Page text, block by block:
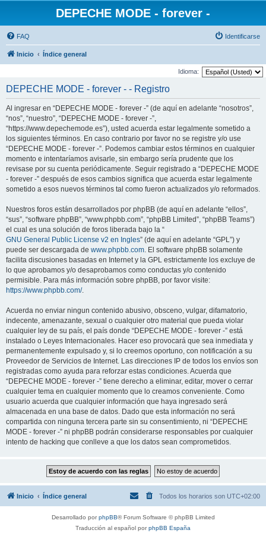
DEPECHE MODE - forever -
FAQ Identificarse
Inicio Índice general
Idioma:
DEPECHE MODE - forever - - Registro
Al ingresar en “DEPECHE MODE - forever -” (de aquí en adelante “nosotros”,
“nos”, “nuestro”, “DEPECHE MODE - forever -”,
“https://www.depechemode.es”), usted acuerda estar legalmente sometido a
los siguientes términos. En caso contrario por favor no se registre y/o use
“DEPECHE MODE - forever -”. Podemos cambiar estos términos en cualquier
momento e intentaríamos avisarle, sin embargo sería prudente que los
revisase por su cuenta periódicamente. Seguir registrado a “DEPECHE MODE
- forever -” después de esos cambios significa que acuerda estar legalmente
sometido a esos nuevos términos tal como fueron actualizados y/o reformados.
Nuestros foros están desarrollados por phpBB (de aquí en adelante “ellos”,
“sus”, “software phpBB”, “www.phpbb.com”, “phpBB Limited”, “phpBB Teams”)
el cual es una solución de foros liberada bajo la “
GNU General Public License v2 en Ingles” (de aquí en adelante “GPL”) y
puede ser descargada de www.phpbb.com. El software phpBB solamente
facilita discusiones basadas en Internet y la GPL estrictamente los excluye de
lo que aprobamos y/o desaprobamos como conductas y/o contenido
permisible. Para más información sobre phpBB, por favor visite:
https://www.phpbb.com/.
Acuerda no enviar ningun contenido abusivo, obsceno, vulgar, difamatorio,
indecente, amenazante, sexual o cualquier otro material que pueda violar
cualquier ley de su país, el país donde “DEPECHE MODE - forever -” está
instalado o Leyes Internacionales. Hacer eso provocará que sea inmediata y
permanentemente expulsado y, si lo creemos oportuno, con notificación a su
Proveedor de Servicios de Internet. Las direcciones IP de todos los envíos son
registradas como ayuda para reforzar estas condiciones. Acuerda que
“DEPECHE MODE - forever -” tiene derecho a eliminar, editar, mover o cerrar
cualquier tema en cualquier momento que lo creamos conveniente. Como
usuario acuerda que cualquier información que haya ingresado será
almacenada en una base de datos. Dado que esta información no será
compartida con ninguna tercera parte sin su consentimiento, ni “DEPECHE
MODE - forever -” ni phpBB podrán considerarse responsables por cualquier
intento de hacking que conlleve a que los datos sean comprometidos.
Inicio Índice general Todos los horarios son UTC+02:00
Desarrollado porphpBB® Forum Software © phpBB Limited
Traducción al español porphpBB España